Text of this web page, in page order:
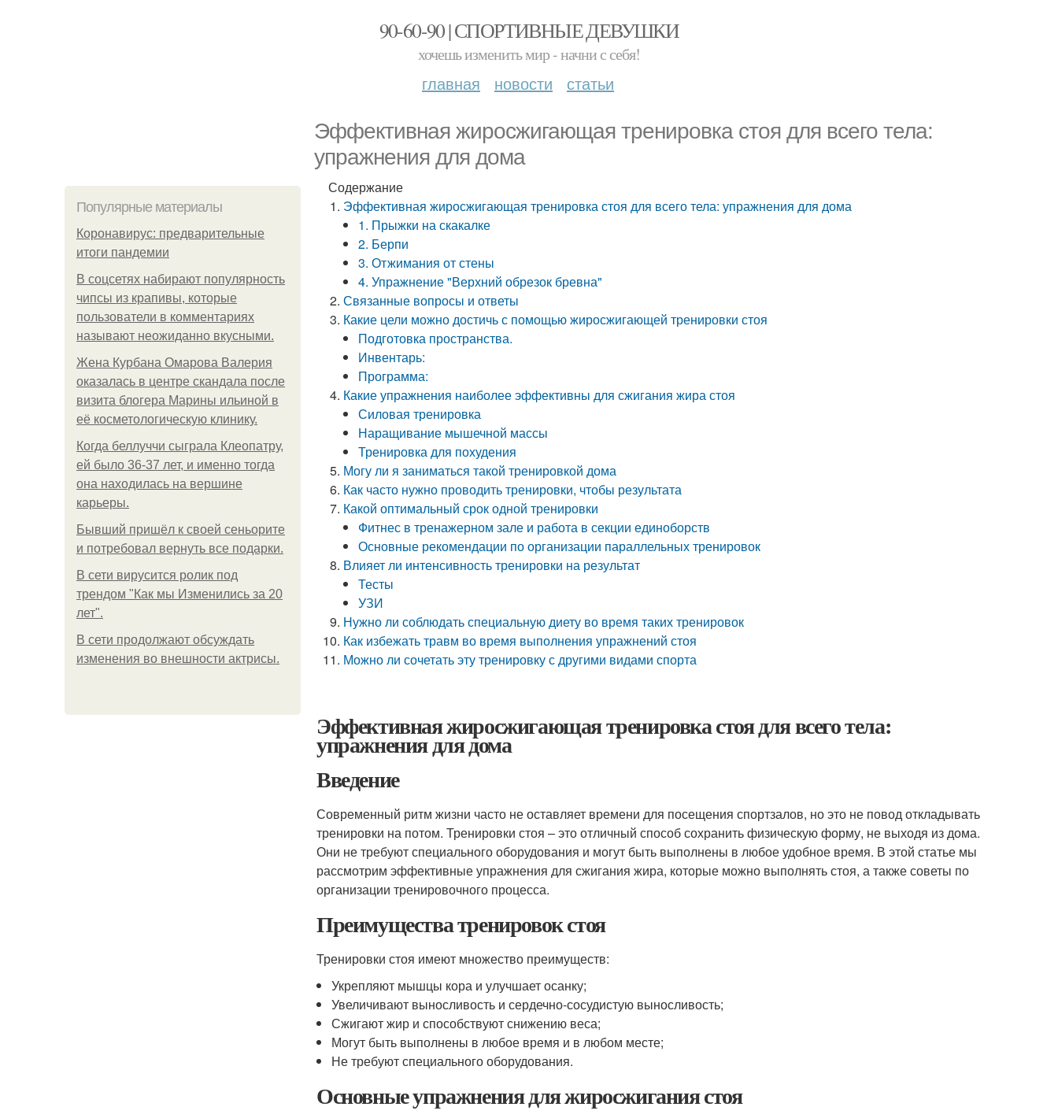
90-60-90 | СПОРТИВНЫЕ ДЕВУШКИ
хочешь изменить мир - начни с себя!
главная новости статьи
Эффективная жиросжигающая тренировка стоя для всего тела:
упражнения для дома
Популярные материалы
Коронавирус: предварительные
итоги пандемии
В соцсетях набирают популярность
чипсы из крапивы, которые
пользователи в комментариях
называют неожиданно вкусными.
Жена Курбана Омарова Валерия
оказалась в центре скандала после
визита блогера Марины ильиной в
её косметологическую клинику.
Когда беллуччи сыграла Клеопатру,
ей было 36-37 лет, и именно тогда
она находилась на вершине
карьеры.
Бывший пришёл к своей сеньорите
и потребовал вернуть все подарки.
В сети вирусится ролик под
трендом "Как мы Изменились за 20
лет".
В сети продолжают обсуждать
изменения во внешности актрисы.
Содержание
Эффективная жиросжигающая тренировка стоя для всего тела: упражнения для дома
1. Прыжки на скакалке
2. Берпи
3. Отжимания от стены
4. Упражнение "Верхний обрезок бревна"
Связанные вопросы и ответы
Какие цели можно достичь с помощью жиросжигающей тренировки стоя
Подготовка пространства.
Инвентарь:
Программа:
Какие упражнения наиболее эффективны для сжигания жира стоя
Силовая тренировка
Наращивание мышечной массы
Тренировка для похудения
Могу ли я заниматься такой тренировкой дома
Как часто нужно проводить тренировки, чтобы результата
Какой оптимальный срок одной тренировки
Фитнес в тренажерном зале и работа в секции единоборств
Основные рекомендации по организации параллельных тренировок
Влияет ли интенсивность тренировки на результат
Тесты
УЗИ
Нужно ли соблюдать специальную диету во время таких тренировок
Как избежать травм во время выполнения упражнений стоя
Можно ли сочетать эту тренировку с другими видами спорта
Эффективная жиросжигающая тренировка стоя для всего тела:
упражнения для дома
Введение
Современный ритм жизни часто не оставляет времени для посещения спортзалов, но это не повод откладывать
тренировки на потом. Тренировки стоя – это отличный способ сохранить физическую форму, не выходя из дома.
Они не требуют специального оборудования и могут быть выполнены в любое удобное время. В этой статье мы
рассмотрим эффективные упражнения для сжигания жира, которые можно выполнять стоя, а также советы по
организации тренировочного процесса.
Преимущества тренировок стоя
Тренировки стоя имеют множество преимуществ:
Укрепляют мышцы кора и улучшает осанку;
Увеличивают выносливость и сердечно-сосудистую выносливость;
Сжигают жир и способствуют снижению веса;
Могут быть выполнены в любое время и в любом месте;
Не требуют специального оборудования.
Основные упражнения для жиросжигания стоя